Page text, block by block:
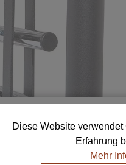
bis zu 5 Farb- und
Kombination
Diese Website
Erfahrung
Mehr